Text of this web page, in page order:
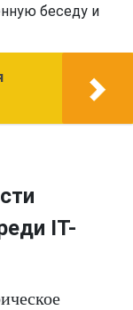
беседу и
IT-